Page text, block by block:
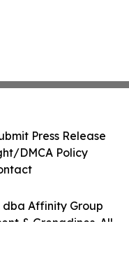
dba Affinity Group
& Grenadines. All
Press Release
DMCA Policy